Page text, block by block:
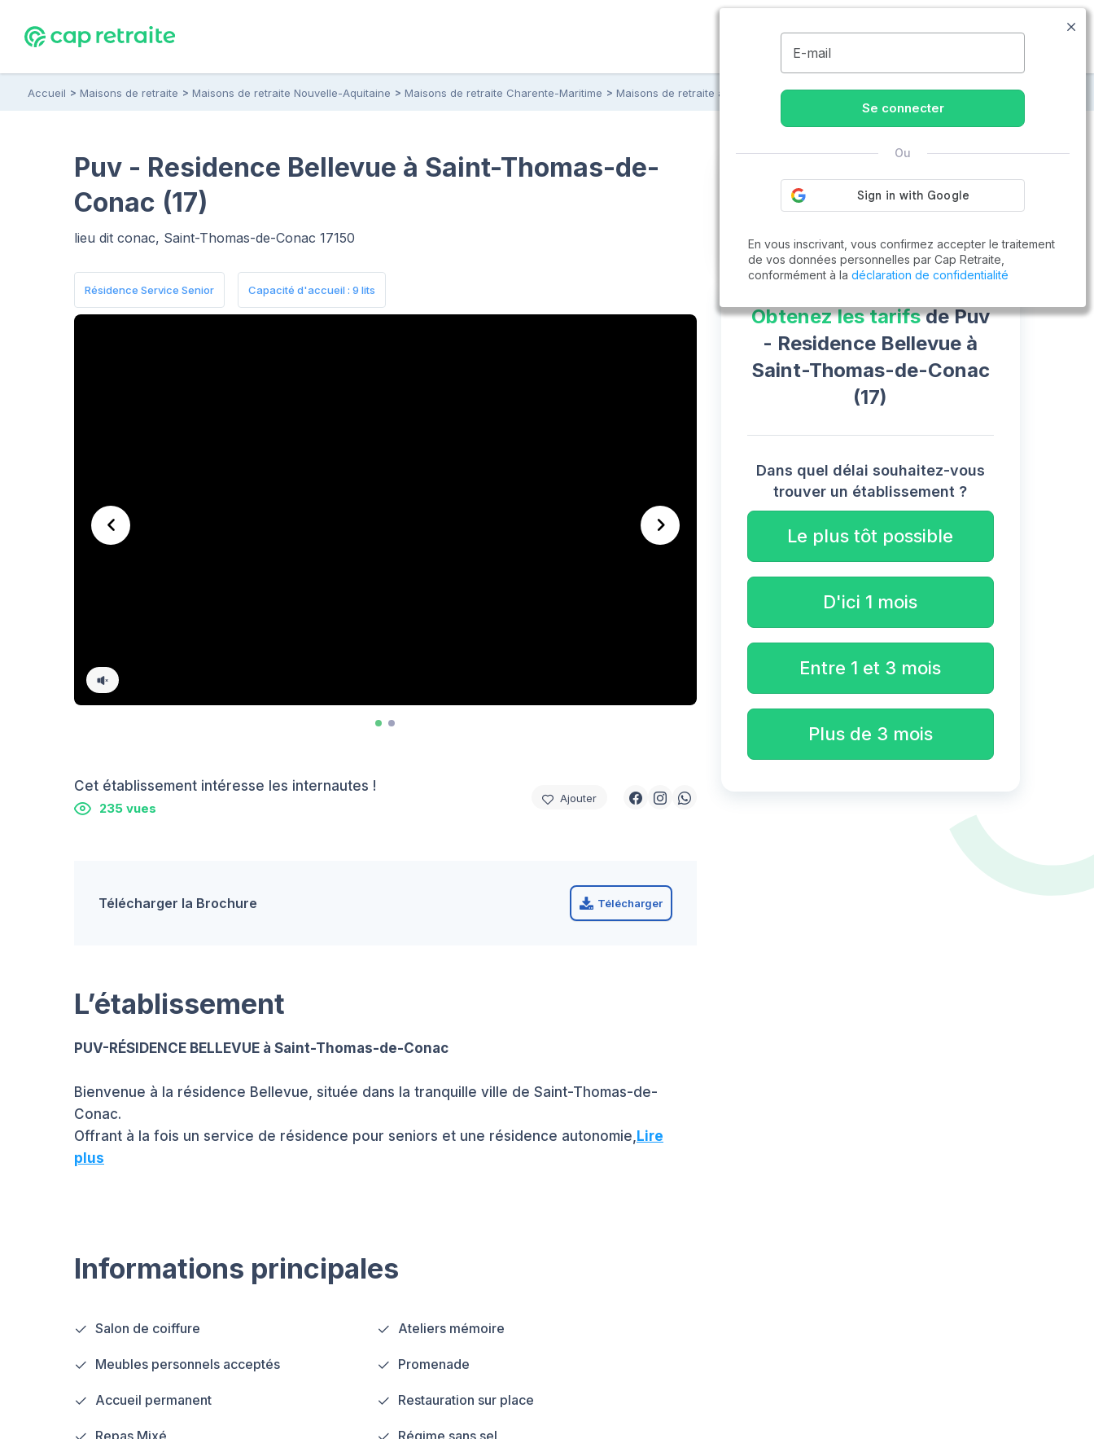
05.79.99.00.10
Accueil Maisons de retraite Maisons de retraite Nouvelle-Aquitaine Maisons de retraite Charente-Maritime Maisons de retraite à Saint-Thomas-de-Conac Puv - Residence Bellevue
Cet établissement intéresse les internautes !
235 vues
Ajouter
Télécharger la Brochure Télécharger
Puv - Residence Bellevue à Saint-Thomas-de-
Conac (17)
lieu dit conac, Saint-Thomas-de-Conac 17150
Résidence Service Senior Capacité d'accueil : 9 lits
L’établissement
PUV-RÉSIDENCE BELLEVUE à Saint-Thomas-de-Conac
Bienvenue à la résidence Bellevue, située dans la tranquille ville de Saint-Thomas-de-
Conac.
Offrant à la fois un service de résidence pour seniors et une résidence autonomie, Lire
plus
Informations principales
Salon de coiffure Ateliers mémoire
Meubles personnels acceptés Promenade
Accueil permanent Restauration sur place
Repas Mixé Régime sans sel
Cap Retraite vous aide à trouver un emploi
Obtenez les tarifsde Puv
- Residence Bellevue à
Saint-Thomas-de-Conac
(17)
Dans quel délai souhaitez-vous
trouver un établissement ?
Le plus tôt possible
D'ici 1 mois
Entre 1 et 3 mois
Plus de 3 mois
E-mail
Se connecter
Ou
En vous inscrivant, vous confirmez accepter le traitement
de vos données personnelles par Cap Retraite,
conformément à la déclaration de confidentialité